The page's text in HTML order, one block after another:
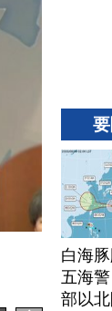
白海
五海
部以